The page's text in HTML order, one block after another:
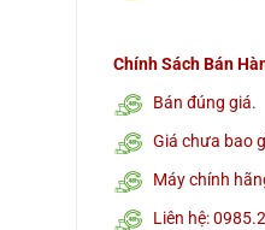
Chính Sách Bán
Bán đúng giá.
Giá chưa bao
Máy chính
Liên hệ: